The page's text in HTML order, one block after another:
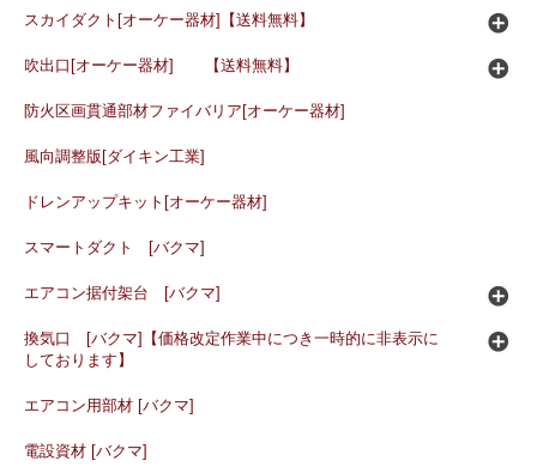
スカイダクト[オーケー器材]【送料無料】
吹出口[オーケー器材] 【送料無料】
防火区画貫通部材ファイバリア[オーケー器材]
風向調整版[ダイキン工業]
ドレンアップキット[オーケー器材]
スマートダクト [バクマ]
エアコン据付架台 [バクマ]
換気口 [バクマ]【価格改定作業中につき一時的に非表示に
しております】
エアコン用部材 [バクマ]
電設資材 [バクマ]